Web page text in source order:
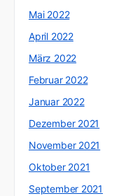
Mai 2022
April 2022
März 2022
Februar 2022
Januar 2022
Dezember 2021
November 2021
Oktober 2021
September 2021